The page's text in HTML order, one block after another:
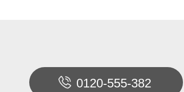
0120-555-382